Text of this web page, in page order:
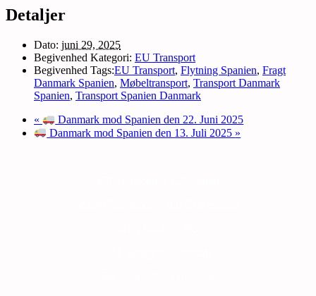
Detaljer
Dato: juni 29, 2025
Begivenhed Kategori: EU Transport
Begivenhed Tags:EU Transport, Flytning Spanien, Fragt
Danmark Spanien, Møbeltransport, Transport Danmark
Spanien, Transport Spanien Danmark
«
Danmark mod Spanien den 22. Juni 2025
Danmark mod Spanien den 13. Juli 2025 »